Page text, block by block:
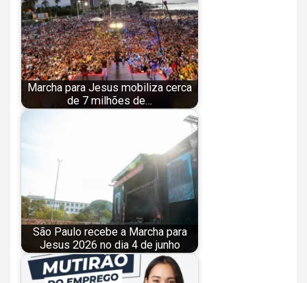
Marcha para Jesus mobiliza cerca
de 7 milhões de…
São Paulo recebe a Marcha para
Jesus 2026 no dia 4 de junho